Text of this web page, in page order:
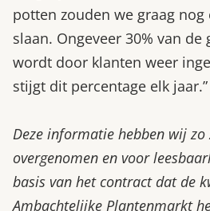
potten zouden we graag
slaan. Ongeveer 30% van
wordt door klanten weer
stijgt dit percentage elk jaar.”
Deze informatie hebben wij
overgenomen en voor
basis van het contract dat de
Ambachtelijke Plantenmarkt